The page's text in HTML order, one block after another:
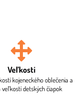
Veľkosti
kojeneckého oblečenia a
detských čiapok